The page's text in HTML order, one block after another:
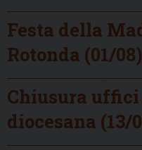
Festa della
Rotonda (01/08)
Chiusura
diocesana (13/